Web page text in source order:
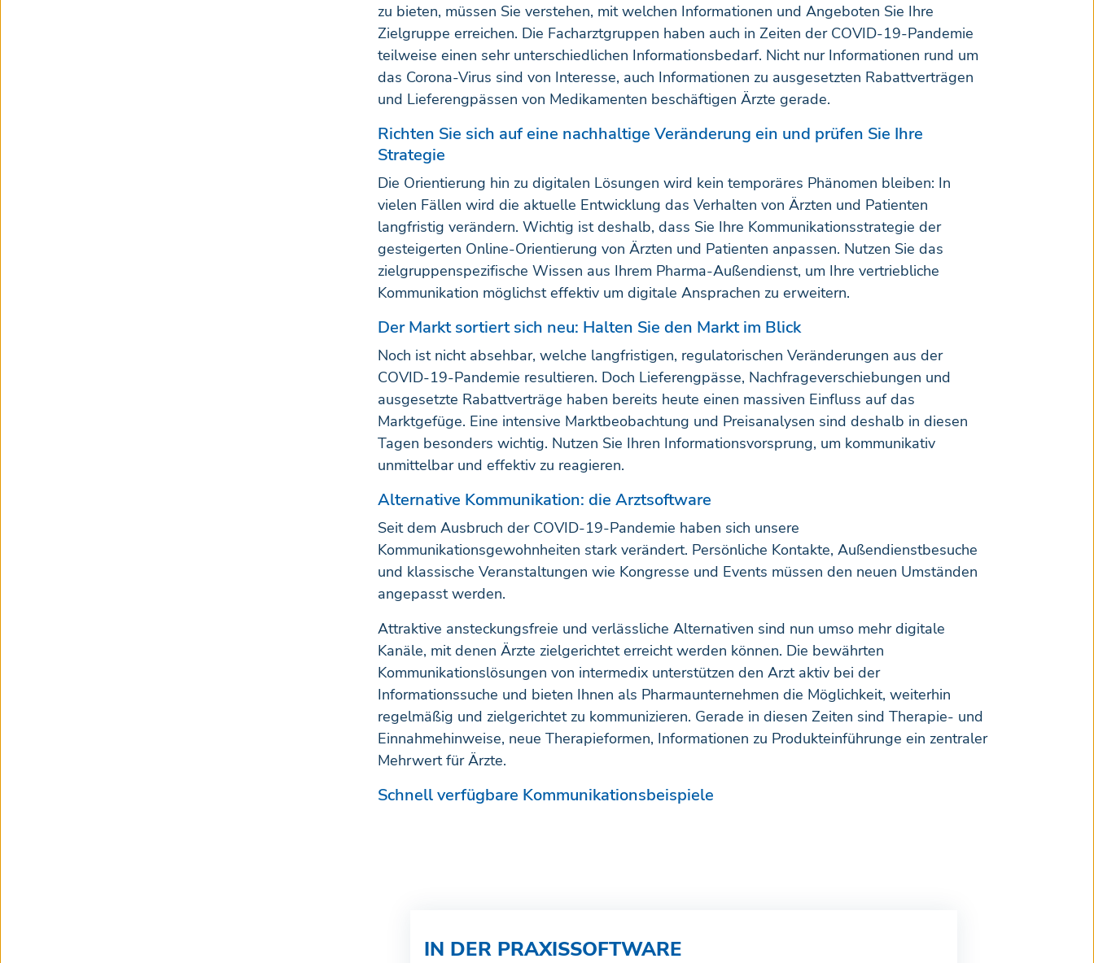
zu bieten, müssen Sie verstehen, mit welchen Informationen und Angeboten Sie Ihre
Zielgruppe erreichen. Die Facharztgruppen haben auch in Zeiten der COVID-19-Pandemie
teilweise einen sehr unterschiedlichen Informationsbedarf. Nicht nur Informationen rund um
das Corona-Virus sind von Interesse, auch Informationen zu ausgesetzten Rabattverträgen
und Lieferengpässen von Medikamenten beschäftigen Ärzte gerade.
Richten Sie sich auf eine nachhaltige Veränderung ein und prüfen Sie Ihre
Strategie
Die Orientierung hin zu digitalen Lösungen wird kein temporäres Phänomen bleiben: In
vielen Fällen wird die aktuelle Entwicklung das Verhalten von Ärzten und Patienten
langfristig verändern. Wichtig ist deshalb, dass Sie Ihre Kommunikationsstrategie der
gesteigerten Online-Orientierung von Ärzten und Patienten anpassen. Nutzen Sie das
zielgruppenspezifische Wissen aus Ihrem Pharma-Außendienst, um Ihre vertriebliche
Kommunikation möglichst effektiv um digitale Ansprachen zu erweitern.
Der Markt sortiert sich neu: Halten Sie den Markt im Blick
Noch ist nicht absehbar, welche langfristigen, regulatorischen Veränderungen aus der
COVID-19-Pandemie resultieren. Doch Lieferengpässe, Nachfrageverschiebungen und
ausgesetzte Rabattverträge haben bereits heute einen massiven Einfluss auf das
Marktgefüge. Eine intensive Marktbeobachtung und Preisanalysen sind deshalb in diesen
Tagen besonders wichtig. Nutzen Sie Ihren Informationsvorsprung, um kommunikativ
unmittelbar und effektiv zu reagieren.
Alternative Kommunikation: die Arztsoftware
Seit dem Ausbruch der COVID-19-Pandemie haben sich unsere
Kommunikationsgewohnheiten stark verändert. Persönliche Kontakte, Außendienstbesuche
und klassische Veranstaltungen wie Kongresse und Events müssen den neuen Umständen
angepasst werden.
Attraktive ansteckungsfreie und verlässliche Alternativen sind nun umso mehr digitale
Kanäle, mit denen Ärzte zielgerichtet erreicht werden können. Die bewährten
Kommunikationslösungen von intermedix unterstützen den Arzt aktiv bei der
Informationssuche und bieten Ihnen als Pharmaunternehmen die Möglichkeit, weiterhin
regelmäßig und zielgerichtet zu kommunizieren. Gerade in diesen Zeiten sind Therapie- und
Einnahmehinweise, neue Therapieformen, Informationen zu Produkteinführunge ein zentraler
Mehrwert für Ärzte.
Schnell verfügbare Kommunikationsbeispiele
IN DER PRAXISSOFTWARE